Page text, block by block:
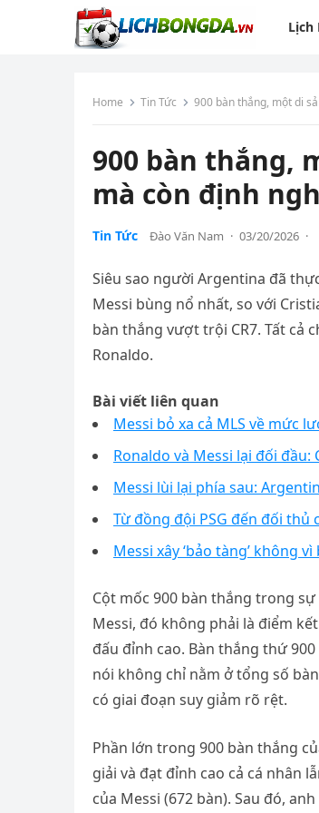
Lịch
Home Tin Tức 900 bàn thắng, một di
900 bàn thắng,
mà còn định
Tin Tức Đào Văn Nam · 03/20/2026 ·
Siêu sao người Argentina đã
Messi bùng nổ nhất, so với
bàn thắng vượt trội CR7. Tất cả
Ronaldo.
Bài viết liên quan
Messi bỏ xa cả MLS về mức
Ronaldo và Messi lại đối
Messi lùi lại phía sau:
Từ đồng đội PSG đến đối thủ
Messi xây ‘bảo tàng’ không
Cột mốc 900 bàn thắng trong
Messi, đó không phải là điểm
đấu đỉnh cao. Bàn thắng thứ
nói không chỉ nằm ở tổng số
có giai đoạn suy giảm rõ rệt.
Phần lớn trong 900 bàn thắng
giải và đạt đỉnh cao cả cá nhân
của Messi (672 bàn). Sau đó,